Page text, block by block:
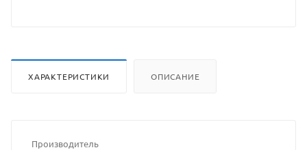
ХАРАКТЕРИСТИКИ ОПИСАНИЕ
Производитель